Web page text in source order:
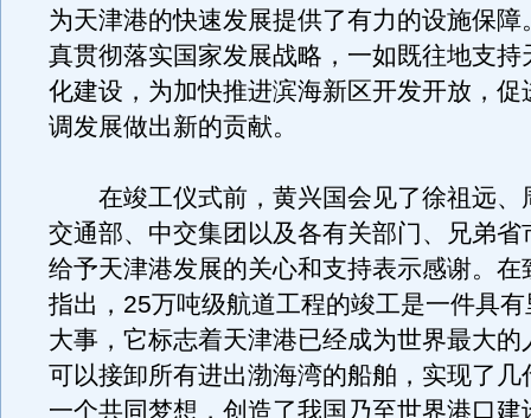
为天津港的快速发展提供了有力的设施保障
真贯彻落实国家发展战略，一如既往地支持
化建设，为加快推进滨海新区开发开放，促
调发展做出新的贡献。
在竣工仪式前，黄兴国会见了徐祖远、
交通部、中交集团以及各有关部门、兄弟省
给予天津港发展的关心和支持表示感谢。在
指出，25万吨级航道工程的竣工是一件具
大事，它标志着天津港已经成为世界最大的
可以接卸所有进出渤海湾的船舶，实现了几
一个共同梦想，创造了我国乃至世界港口建